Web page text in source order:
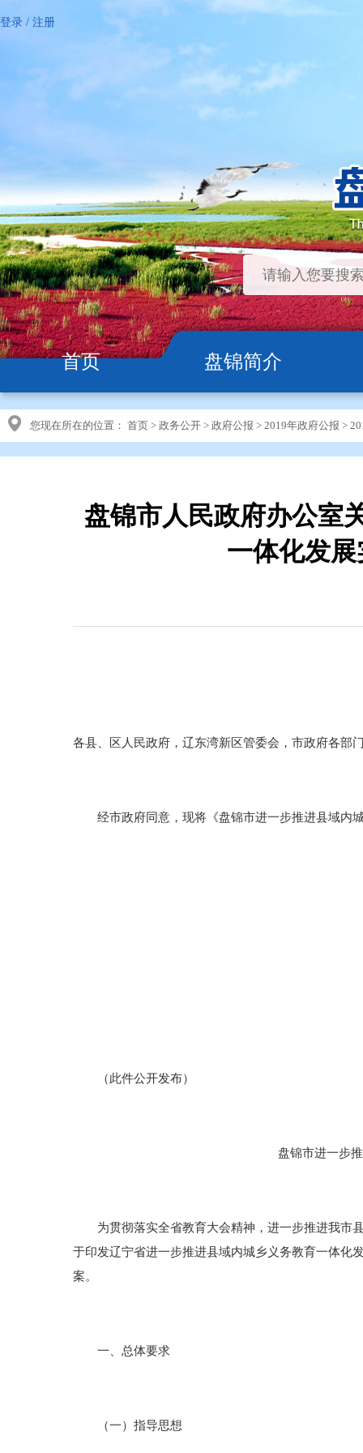
登录 / 注册
首页 盘锦简介
您现在所在的位置： 首页 > 政务公开 > 政府公报 > 2019年政府公报 >
盘锦市人民政府办公室
一体化发
各县、区人民政府，辽东湾新区管委会，市政府各部
经市政府同意，现将《盘锦市进一步推进县域内
（此件公开发布）
盘锦市进一步
为贯彻落实全省教育大会精神，进一步推进我市县
于印发辽宁省进一步推进县域内城乡义务教育一体化
案。
一、总体要求
（一）指导思想